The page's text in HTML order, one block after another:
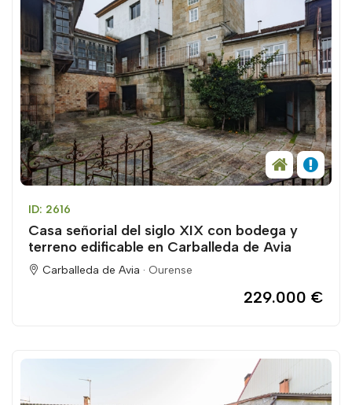
ID: 2616
Casa señorial del siglo XIX con bodega y
terreno edificable en Carballeda de Avia
Carballeda de Avia · Ourense
229.000 €